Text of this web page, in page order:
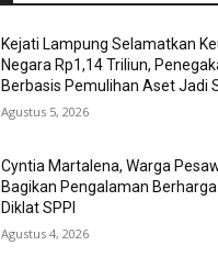
Kejati Lampung Selamatkan
Negara Rp1,14 Triliun,
Berbasis Pemulihan Aset Jadi
Agustus 5, 2026
Cyntia Martalena, Warga
Bagikan Pengalaman
Diklat SPPI
Agustus 4, 2026